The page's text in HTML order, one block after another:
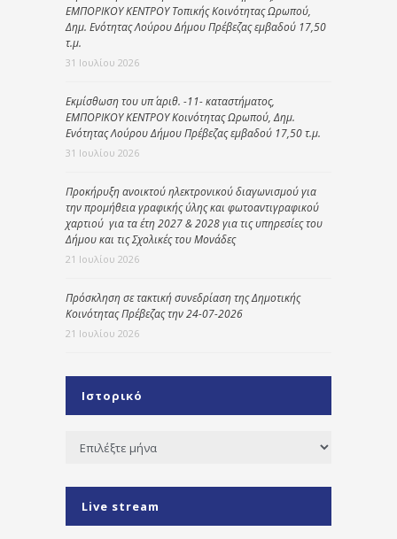
ΕΜΠΟΡΙΚΟΥ ΚΕΝΤΡΟΥ Τοπικής Κοινότητας Ωρωπού,
Δημ. Ενότητας Λούρου Δήμου Πρέβεζας εμβαδού 17,50
τ.μ.
31 Ιουλίου 2026
Εκμίσθωση του υπ΄ αριθ. -11- καταστήματος,
ΕΜΠΟΡΙΚΟΥ ΚΕΝΤΡΟΥ Κοινότητας Ωρωπού, Δημ.
Ενότητας Λούρου Δήμου Πρέβεζας εμβαδού 17,50 τ.μ.
31 Ιουλίου 2026
Προκήρυξη ανοικτού ηλεκτρονικού διαγωνισμού για
την προμήθεια γραφικής ύλης και φωτοαντιγραφικού
χαρτιού για τα έτη 2027 & 2028 για τις υπηρεσίες του
Δήμου και τις Σχολικές του Μονάδες
21 Ιουλίου 2026
Πρόσκληση σε τακτική συνεδρίαση της Δημοτικής
Κοινότητας Πρέβεζας την 24-07-2026
21 Ιουλίου 2026
Ιστορικό
Ιστορικό
Live stream